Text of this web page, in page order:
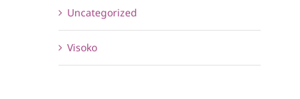
Uncategorized
Visoko